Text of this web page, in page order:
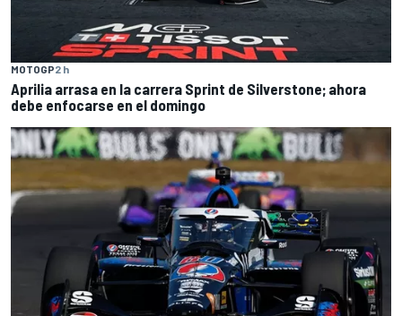
MOTOGP2 h
Aprilia arrasa en la carrera Sprint de Silverstone; ahora
debe enfocarse en el domingo